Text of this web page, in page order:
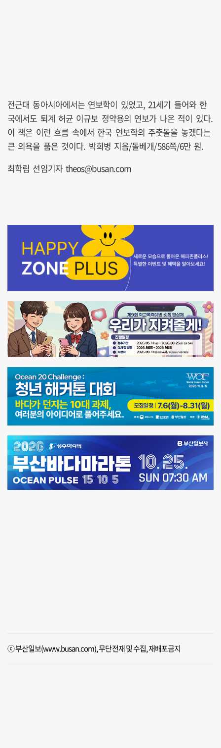
전근대 동아시아에서는 연보학이 있었고, 21세기 들어와 한
국에서도 퇴계 허균 이규보 정약용의 연보가 나온 적이 있다.
이 책은 이런 흐름 속에서 한국 연보학의 주춧돌을 놓겠다는
큰 의욕을 품은 것이다. 박희병 지음/돌베개/586쪽/6만 원.
최학림 선임기자 theos@busan.com
ⓒ 부산일보(www.busan.com), 무단전재 및 수집, 재배포금지